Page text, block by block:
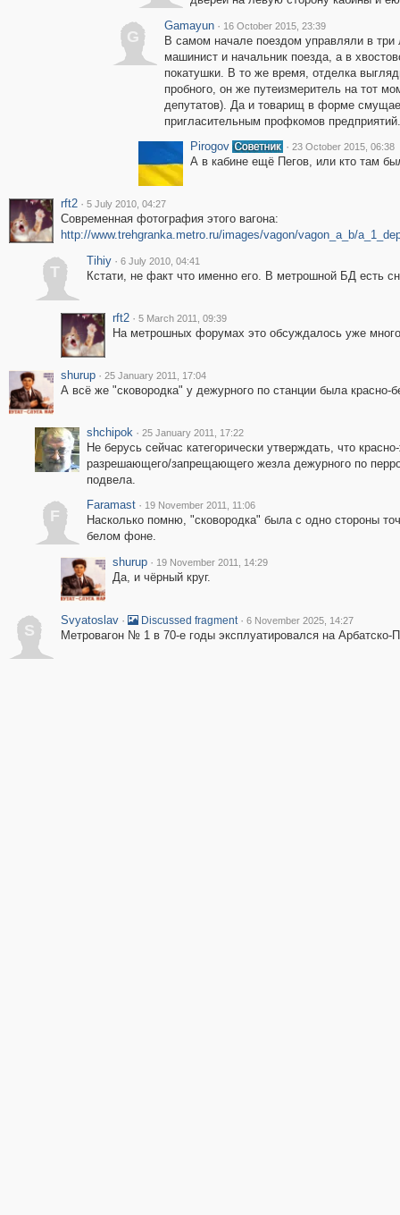
G
Gamayun · 16 October 2015, 23:39
В самом начале поездом управляли в три
машинист и начальник поезда, а в
покатушки. В то же время, отделка
пробного, он же путеизмеритель на тот
депутатов). Да и товарищ в форме
пригласительным профкомов предприятий.
Pirogov
· 23 October 2015, 06:38
А в кабине ещё Пегов, или кто там
rft2 · 5 July 2010, 04:27
Современная фотография этого вагона:
http://www.trehgranka.metro.ru/images/vagon/vagon_a_b/
T
Tihiy · 6 July 2010, 04:41
Кстати, не факт что именно его. В метрошной БД есть
rft2 · 5 March 2011, 09:39
На метрошных форумах это обсуждалось уже
shurup · 25 January 2011, 17:04
А всё же "сковородка" у дежурного по станции была красно-
shchipok · 25 January 2011, 17:22
Не берусь сейчас категорически утверждать, что
разрешающего/запрещающего жезла дежурного по
подвела.
F
Faramast · 19 November 2011, 11:06
Насколько помню, "сковородка" была с одно стороны
белом фоне.
shurup · 19 November 2011, 14:29
Да, и чёрный круг.
S
Svyatoslav · Discussed fragment · 6 November 2025, 14:27
Метровагон № 1 в 70-е годы эксплуатировался на Арбатско-